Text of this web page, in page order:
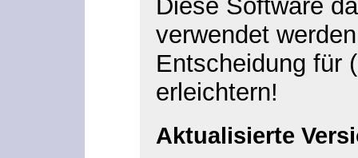
Diese Software
verwendet
Entscheidung für
erleichtern!
Aktualisierte